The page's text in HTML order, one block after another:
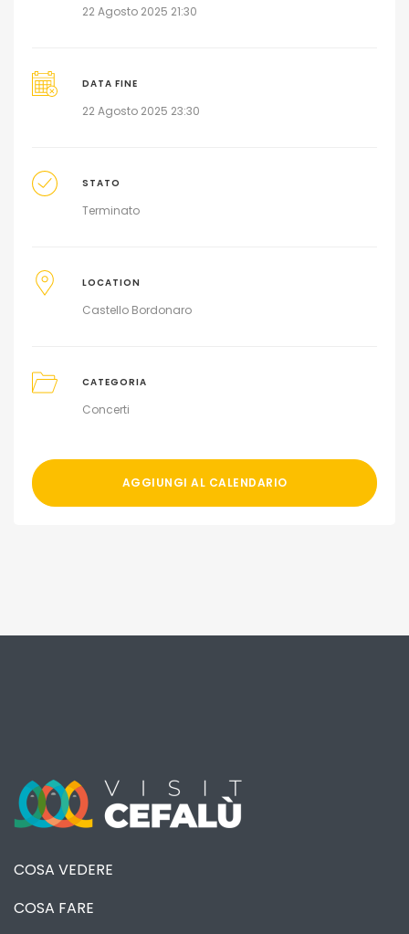
22 Agosto 2025 21:30
DATA FINE
22 Agosto 2025 23:30
STATO
Terminato
LOCATION
Castello Bordonaro
CATEGORIA
Concerti
AGGIUNGI AL CALENDARIO
COSA VEDERE
COSA FARE